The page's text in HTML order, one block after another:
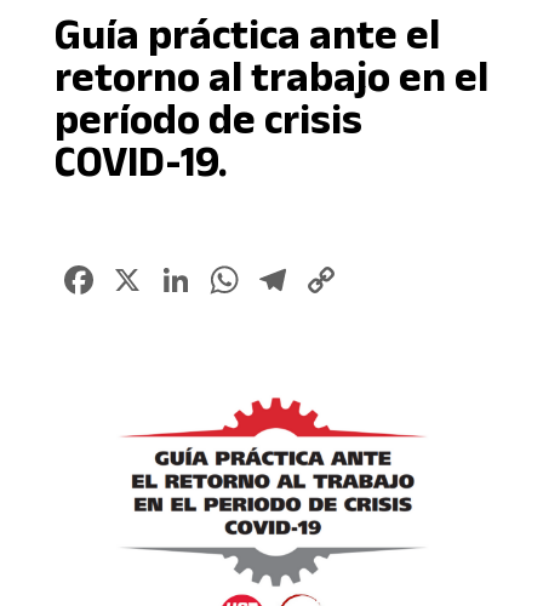
Guía práctica ante el
retorno al trabajo en el
período de crisis
COVID-19.
Facebook
X LinkedIn
WhatsApp
Telegram